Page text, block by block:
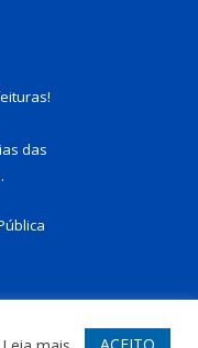
!
das
ACEITO